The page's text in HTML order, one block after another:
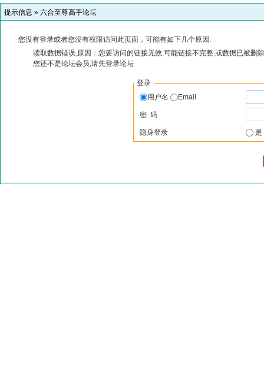
提示信息 » 六合至尊高手论坛
您没有登录或者您没有权限访问此页面，可能有如下几个原因:
读取数据错误,原因：您要访问的链接无效,可能链接不完整,或数据已被删
您还不是论坛会员,请先登录论坛
登录
用户名
Email
密 码
隐身登录